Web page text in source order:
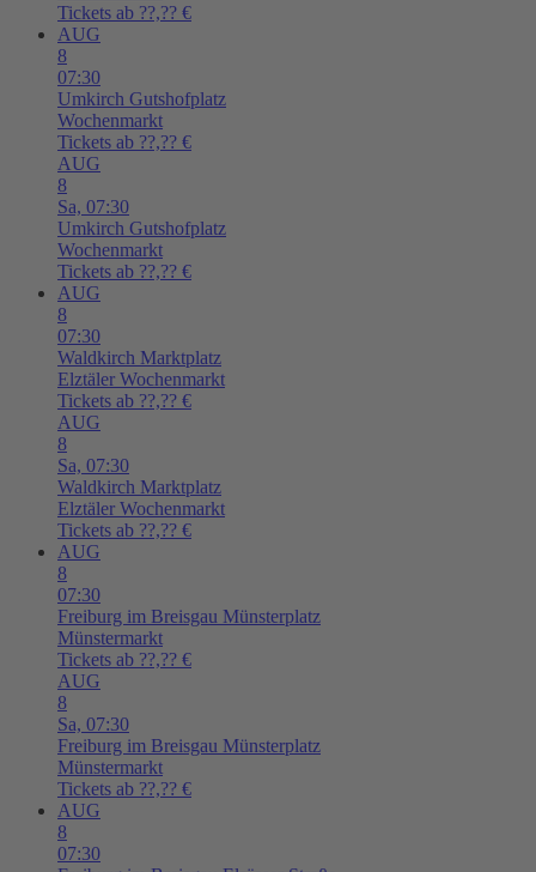
Tickets ab ??,?? €
AUG
8
07:30
Umkirch Gutshofplatz
Wochenmarkt
Tickets ab ??,?? €
AUG
8
Sa, 07:30
Umkirch Gutshofplatz
Wochenmarkt
Tickets ab ??,?? €
AUG
8
07:30
Waldkirch Marktplatz
Elztäler Wochenmarkt
Tickets ab ??,?? €
AUG
8
Sa, 07:30
Waldkirch Marktplatz
Elztäler Wochenmarkt
Tickets ab ??,?? €
AUG
8
07:30
Freiburg im Breisgau Münsterplatz
Münstermarkt
Tickets ab ??,?? €
AUG
8
Sa, 07:30
Freiburg im Breisgau Münsterplatz
Münstermarkt
Tickets ab ??,?? €
AUG
8
07:30